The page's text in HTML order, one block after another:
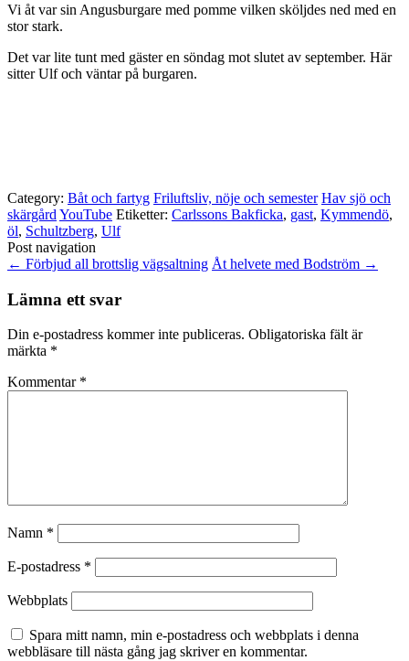
Vi åt var sin Angusburgare med pomme vilken sköljdes ned med en
stor stark.
Det var lite tunt med gäster en söndag mot slutet av september. Här
sitter Ulf och väntar på burgaren.
Category: Båt och fartyg Friluftsliv, nöje och semester Hav sjö och
skärgård YouTube Etiketter: Carlssons Bakficka, gast, Kymmendö,
öl, Schultzberg, Ulf
Post navigation
← Förbjud all brottslig vägsaltning Åt helvete med Bodström →
Lämna ett svar
Din e-postadress kommer inte publiceras. Obligatoriska fält är
märkta *
Kommentar *
Namn *
E-postadress *
Webbplats
Spara mitt namn, min e-postadress och webbplats i denna
webbläsare till nästa gång jag skriver en kommentar.